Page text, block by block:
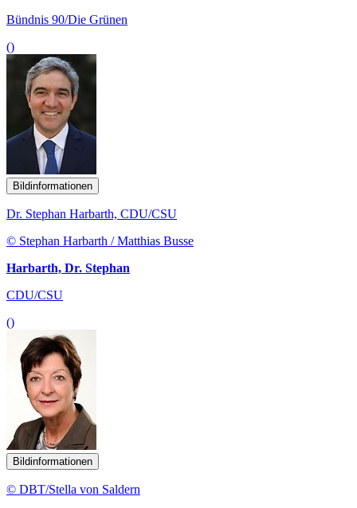
Bündnis 90/Die Grünen
()
Bildinformationen
Dr. Stephan Harbarth, CDU/CSU
© Stephan Harbarth / Matthias Busse
Harbarth, Dr. Stephan
CDU/CSU
()
Bildinformationen
© DBT/Stella von Saldern